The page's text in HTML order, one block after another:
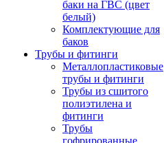
баки на ГВС (цвет
белый)
Комплектующие для
баков
Трубы и фитинги
Металлопластиковые
трубы и фитинги
Трубы из сшитого
полиэтилена и
фитинги
Трубы
гофрированные